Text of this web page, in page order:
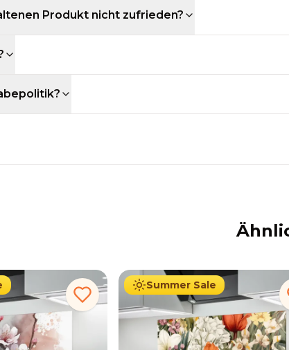
Produkt nicht zufrieden?
Summer Sale